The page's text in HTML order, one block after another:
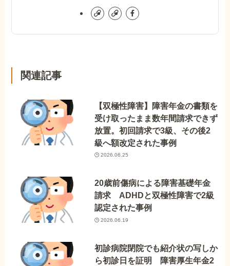
関連記事
【双極性障害】障害年金の書類を
受け取ったまま数年間請求できず
放置。初回請求で3級、その後2
級へ額改定された事例
2026.06.25
20歳前傷病による障害基礎年金
請求 ADHDと双極性障害で2級
認定された事例
2026.06.19
初診病院閉院でも紹介状の写しか
ら初診日を証明 障害厚生年金2